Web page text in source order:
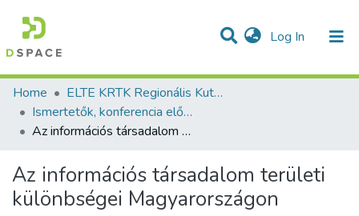
Log In (current)
Communities & Collections
Statistics
All of DSpace
Home
ELTE KRTK Regionális Kutatások Intézete
Ismertetők, konferencia előadás absztraktok - magyar nyelvű (RKI)
Az információs társadalom területi különbségei Magyarországon
Az információs társadalom területi
különbségei Magyarországon